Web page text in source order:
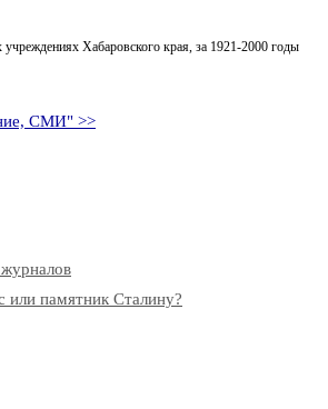
Хабаровского края, за 1921-2000 годы
СМИ" >>
или памятник Сталину?